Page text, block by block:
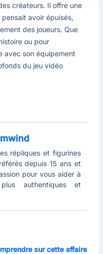
créateurs. Il offre une
avoir épuisés,
des joueurs. Que
ou pour
avec son équipement
du jeu vidéo
répliques et figurines
depuis 15 ans et
pour vous aider à
authentiques et
sur cette affaire